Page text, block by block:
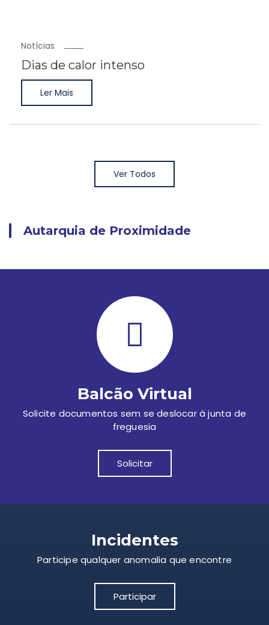
Notícias
Dias de calor intenso
Ler Mais
Ver Todos
Autarquia de Proximidade
Balcão Virtual
Solicite documentos sem se deslocar á junta de
freguesia
Solicitar
Incidentes
Participe qualquer anomalia que encontre
Participar